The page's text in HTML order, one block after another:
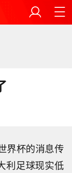
界杯的消息传
利足球现实低